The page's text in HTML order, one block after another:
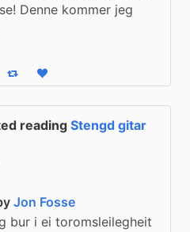
Denne kommer jeg
Boost statusLike status
reading Stengd gitar
Jon Fosse
bur i ei toromsleilegheit